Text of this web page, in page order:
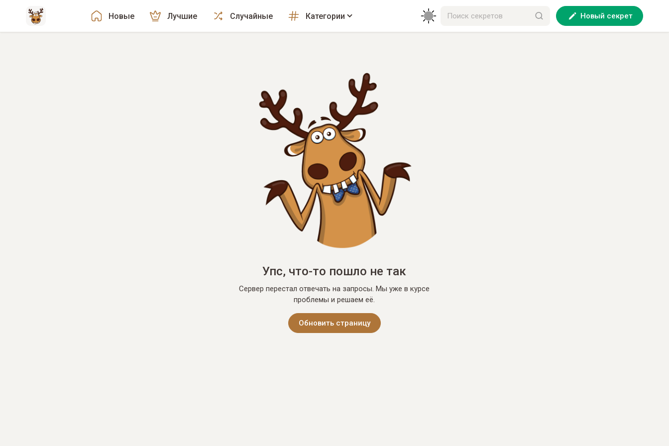
Новые Лучшие Случайные Категории Новый секрет
Упс, что-то пошло не так
Сервер перестал отвечать на запросы. Мы уже в курсе
проблемы и решаем её.
Обновить страницу